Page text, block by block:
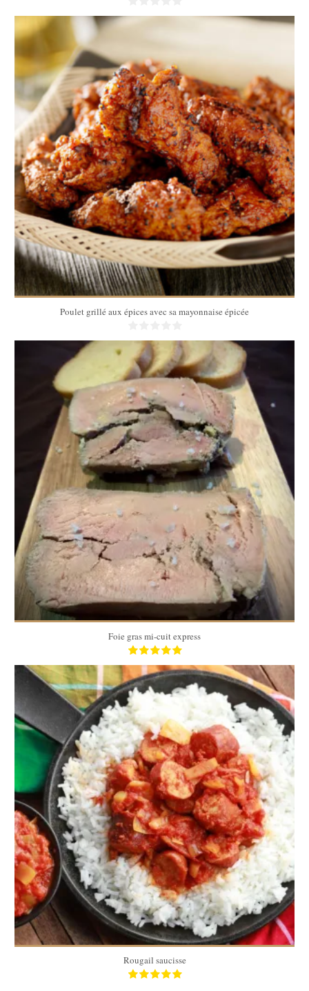
4 pers
20 Min
Poulet grillé aux épices avec sa mayonnaise épicée
1 terrine
2 Min
Foie gras mi-cuit express
4
4
20 Min
Rougail saucisse